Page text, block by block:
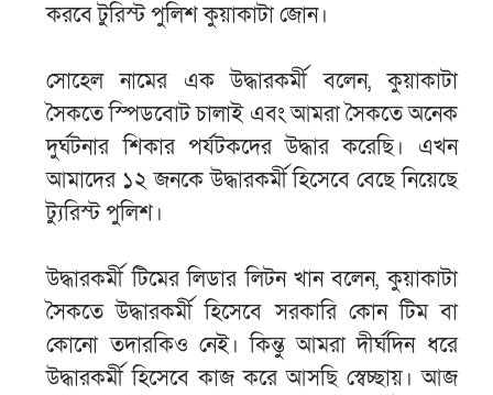
করবে টুরিস্ট পুলিশ কুয়াকাটা জোন।
সোহেল নামের এক উদ্ধারকর্মী বলেন, কুয়াকাটা
সৈকতে স্পিডবোট চালাই এবং আমরা সৈকতে অনেক
দুর্ঘটনার শিকার পর্যটকদের উদ্ধার করেছি। এখন
আমাদের ১২ জনকে উদ্ধারকর্মী হিসেবে বেছে নিয়েছে
ট্যুরিস্ট পুলিশ।
উদ্ধারকর্মী টিমের লিডার লিটন খান বলেন, কুয়াকাটা
সৈকতে উদ্ধারকর্মী হিসেবে সরকারি কোন টিম বা
কোনো তদারকিও নেই। কিন্তু আমরা দীর্ঘদিন ধরে
উদ্ধারকর্মী হিসেবে কাজ করে আসছি স্বেচ্ছায়। আজ